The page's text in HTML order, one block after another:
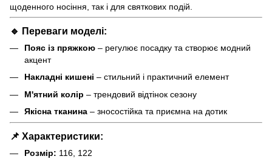
щоденного носіння, так і для святкових подій.
🔹 Переваги моделі:
Пояс із пряжкою – регулює посадку та створює модний
акцент
Накладні кишені – стильний і практичний елемент
М'ятний колір – трендовий відтінок сезону
Якісна тканина – зносостійка та приємна на дотик
📌 Характеристики:
Розмір: 116, 122